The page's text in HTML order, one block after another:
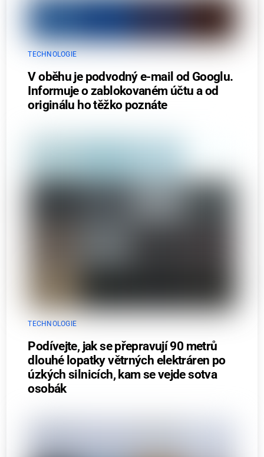
TECHNOLOGIE
V oběhu je podvodný e-mail od Googlu.
Informuje o zablokovaném účtu a od
originálu ho těžko poznáte
TECHNOLOGIE
Podívejte, jak se přepravují 90 metrů
dlouhé lopatky větrných elektráren po
úzkých silnicích, kam se vejde sotva
osobák